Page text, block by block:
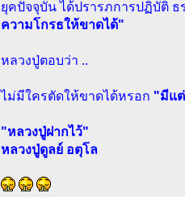
ยุคปัจจุบัน ได้ปรารภการปฏิบัติ ธ
ความโกรธให้ขาดได้"
หลวงปู่ตอบว่า ..
ไม่มีใครตัดให้ขาดได้หรอก "มีแ
"หลวงปู่ฝากไว้"
หลวงปู่ดูลย์ อตุโล